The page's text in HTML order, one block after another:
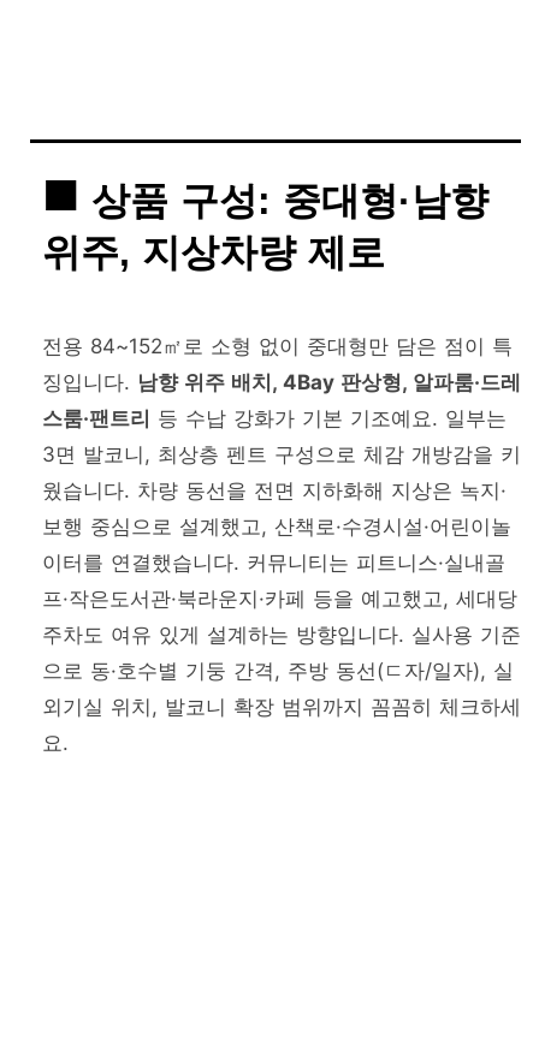
상품 구성: 중대형·남향
위주, 지상차량 제로
전용 84~152㎡로 소형 없이 중대형만 담은 점이 특
징입니다. 남향 위주 배치, 4Bay 판상형, 알파룸·드레
스룸·팬트리 등 수납 강화가 기본 기조예요. 일부는
3면 발코니, 최상층 펜트 구성으로 체감 개방감을 키
웠습니다. 차량 동선을 전면 지하화해 지상은 녹지·
보행 중심으로 설계했고, 산책로·수경시설·어린이놀
이터를 연결했습니다. 커뮤니티는 피트니스·실내골
프·작은도서관·북라운지·카페 등을 예고했고, 세대당
주차도 여유 있게 설계하는 방향입니다. 실사용 기준
으로 동·호수별 기둥 간격, 주방 동선(ㄷ자/일자), 실
외기실 위치, 발코니 확장 범위까지 꼼꼼히 체크하세
요.